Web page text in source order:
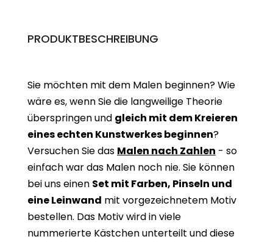
PRODUKTBESCHREIBUNG
Sie möchten mit dem Malen beginnen? Wie
wäre es, wenn Sie die langweilige Theorie
überspringen und gleich mit dem Kreieren
eines echten Kunstwerkes beginnen?
Versuchen Sie das Malen nach Zahlen - so
einfach war das Malen noch nie. Sie können
bei uns einen Set mit Farben, Pinseln und
eine Leinwand mit vorgezeichnetem Motiv
bestellen. Das Motiv wird in viele
nummerierte Kästchen unterteilt und diese